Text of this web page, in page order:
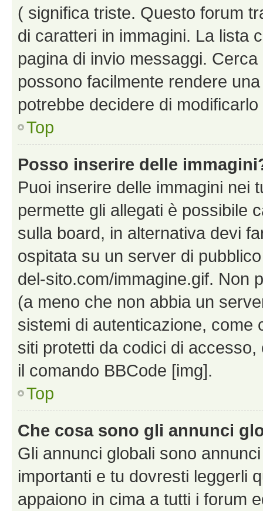
( significa triste. Questo forum
di caratteri in immagini. La lista
pagina di invio messaggi.
possono facilmente rendere
potrebbe decidere di
Top
Posso inserire delle
Puoi inserire delle immagini nei
permette gli allegati è possibile
sulla board, in alternativa devi
ospitata su un server di
del-sito.com/immagine.gif. Non
(a meno che non abbia un
sistemi di autenticazione, come
siti protetti da codici di
il comando BBCode [img].
Top
Che cosa sono gli annunci
Gli annunci globali sono
importanti e tu dovresti leggerli
appaiono in cima a tutti i forum